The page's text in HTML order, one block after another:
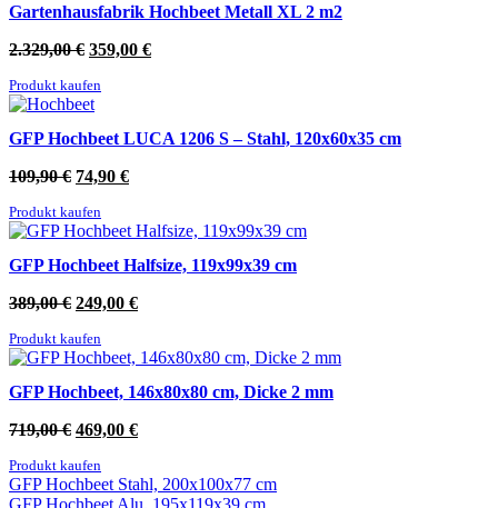
Gartenhausfabrik Hochbeet Metall XL 2 m2
2.329,00€ Ursprünglicher
war:
2.329,00 €
359,00 €Aktueller
Produkt kaufen
GFP Hochbeet LUCA 1206 S – Stahl, 120x60x35 cm
109,90€ Ursprünglicher
war:
109,90 €
74,90 €Aktueller
74,90 €.
Produkt kaufen
GFP Hochbeet Halfsize, 119x99x39 cm
389,00€ Ursprünglicher
war:
389,00 €
249,00 €Aktueller
249,00 €.
Produkt kaufen
GFP Hochbeet, 146x80x80 cm, Dicke 2 mm
719,00€ Ursprünglicher
war:
719,00 €
469,00 €Aktueller
469,00 €.
Produkt kaufen
GFP Hochbeet Stahl, 200x100x77 cm
GFP Hochbeet Alu, 195x119x39 cm